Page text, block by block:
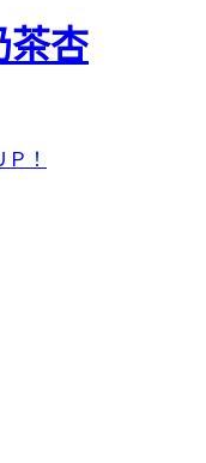
茶杏
！